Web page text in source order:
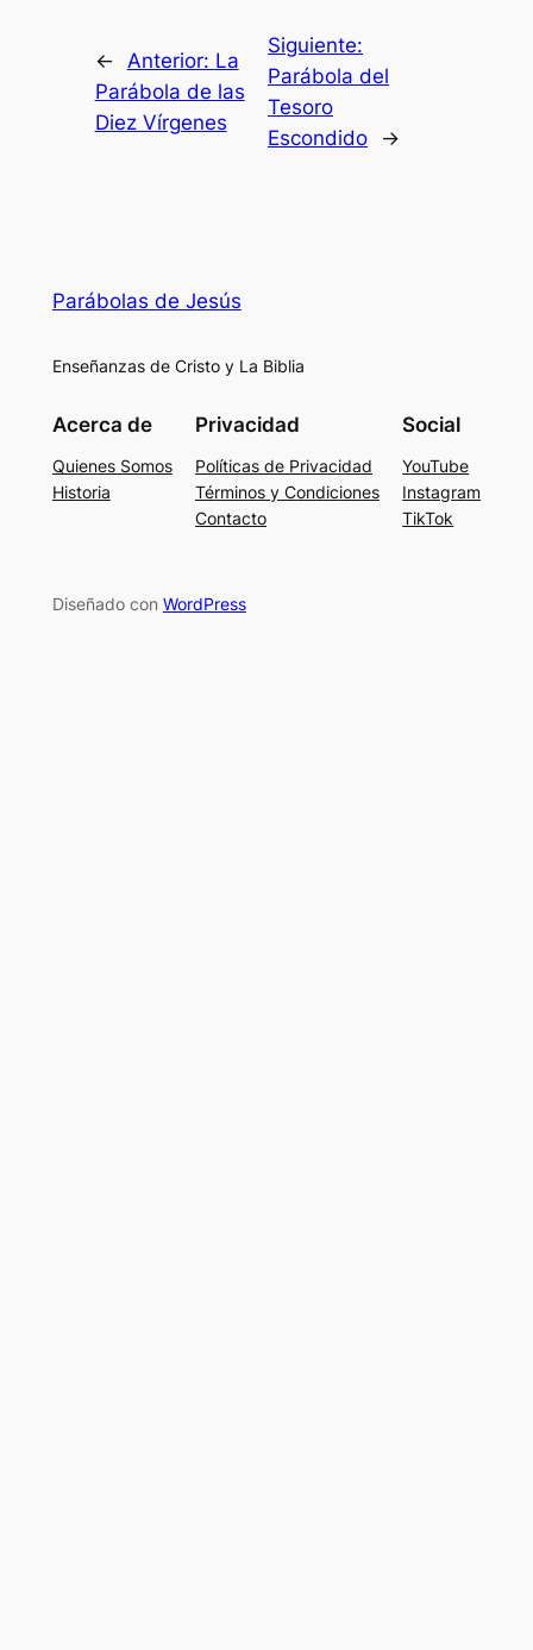
← Anterior: La
Parábola de las
Diez Vírgenes
Siguiente:
Parábola del
Tesoro
Escondido
→
Parábolas de Jesús
Enseñanzas de Cristo y La Biblia
Acerca de
Quienes Somos
Historia
Privacidad
Políticas de Privacidad
Términos y Condiciones
Contacto
Social
YouTube
Instagram
TikTok
Diseñado con WordPress